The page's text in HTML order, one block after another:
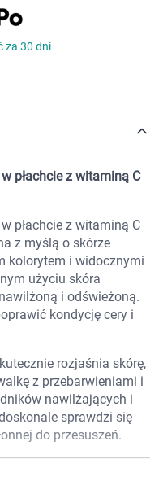
w celu
za 30 dni
płachcie z witaminą C
płachcie z witaminą C
z myślą o skórze
kolorytem i widocznymi
użyciu skóra
i odświeżoną.
kondycję cery i
rozjaśnia skórę,
z przebarwieniami i
nawilżających i
sprawdzi się
do przesuszeń.